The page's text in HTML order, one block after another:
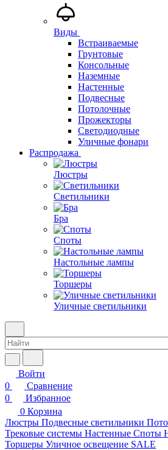
Виды
Встраиваемые
Грунтовые
Консольные
Наземные
Настенные
Подвесные
Потолочные
Прожекторы
Светодиодные
Уличные фонари
Распродажа
Люстры
Светильники
Бра
Споты
Настольные лампы
Торшеры
Уличные светильники
Войти
0
Сравнение
0
Избранное
0 Корзина
Люстры Подвесные светильники
Трековые системы Настенные Споты
Торшеры Уличное освещение SALE